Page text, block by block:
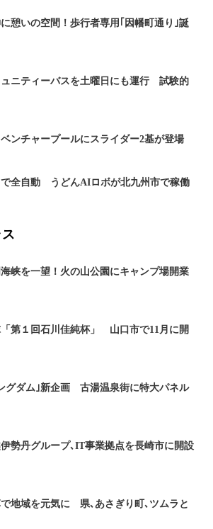
憩いの空間！歩行者専用｢因幡町通り｣誕
ュニティーバスを土曜日にも運行 試験的
ンチャープールにスライダー2基が登場
で全自動 うどんAIロボが北九州市で稼働
海峡を一望！火の山公園にキャンプ場開業
「第１回石川佳純杯」 山口市で11月に開
グダム｣新企画 古湯温泉街に特大パネル
伊勢丹グループ､IT事業拠点を長崎市に開設
で地域を元気に 県､あさぎり町､ツムラと